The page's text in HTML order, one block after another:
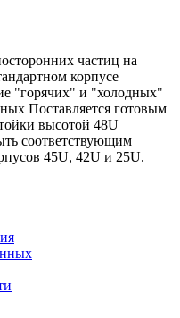
частиц на
корпусе
"горячих" и "холодных"
Поставляется готовым
высотой 48U
соответствующим
45U, 42U и 25U.